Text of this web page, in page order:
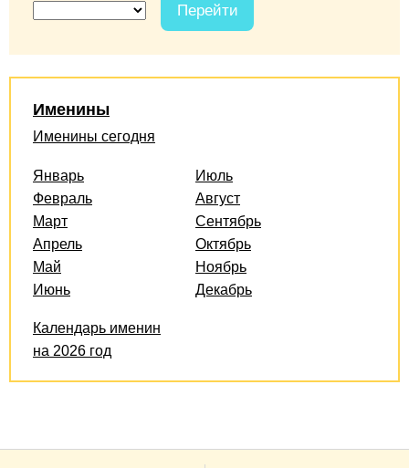
Перейти
Именины
Именины сегодня
Январь
Февраль
Март
Апрель
Май
Июнь
Июль
Август
Сентябрь
Октябрь
Ноябрь
Декабрь
Календарь именин
на 2026 год